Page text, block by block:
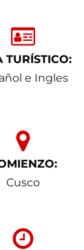
TURÍSTICO:
e Ingles
Cusco